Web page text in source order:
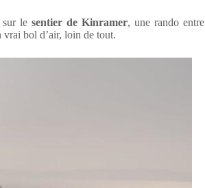
sur lesentier de Kinramer, une rando entre
vrai bol d’air, loin de tout.